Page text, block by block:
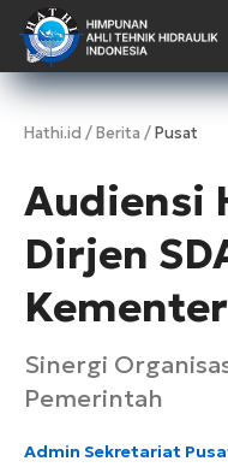
Hathi.id /Berita /Pusat
Audiensi
Dirjen
Sinergi
Pemerintah
Admin Sekretariat